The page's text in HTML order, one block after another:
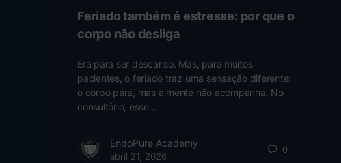
Feriado também é estresse: por que o
corpo não desliga
Era para ser descanso. Mas, para muitos
pacientes, o feriado traz uma sensação diferente:
o corpo para, mas a mente não acompanha. No
consultório, esse…
EndoPure Academy
abril 21, 2026
0